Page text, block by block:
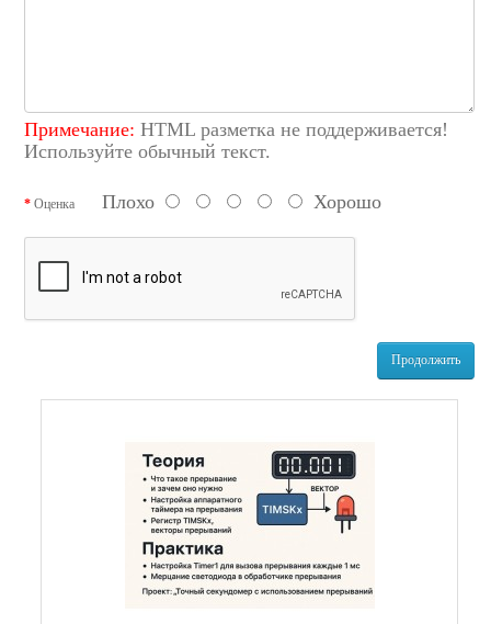
Примечание: HTML разметка не поддерживается!
Используйте обычный текст.
Оценка Плохо Хорошо
Продолжить